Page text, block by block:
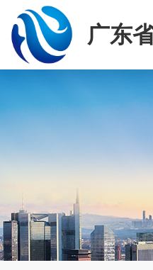
广东